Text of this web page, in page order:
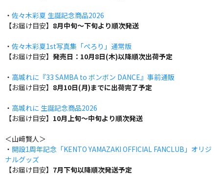
・ 佐々木彩夏 生誕記念商品2026
【お届け目安】 8月中旬～下旬より順次発送
・ 佐々木彩夏1st写真集「ぺろり」通常版
【お届け目安】 発売日：10月8日(木)以降順次出荷予定
・ 高城れに『33 SAMBA to ボンボン DANCE』事前通販
【お届け目安】 8月10日(月)までに出荷完了予定
・ 高城れに 生誕記念商品2026
【お届け目安】 10月上旬～中旬より順次発送
＜山﨑賢人＞
・ 開設1周年記念「KENTO YAMAZAKI OFFICIAL FANCLUB」オリジ
ナルグッズ
【お届け目安】 7月下旬以降順次発送予定